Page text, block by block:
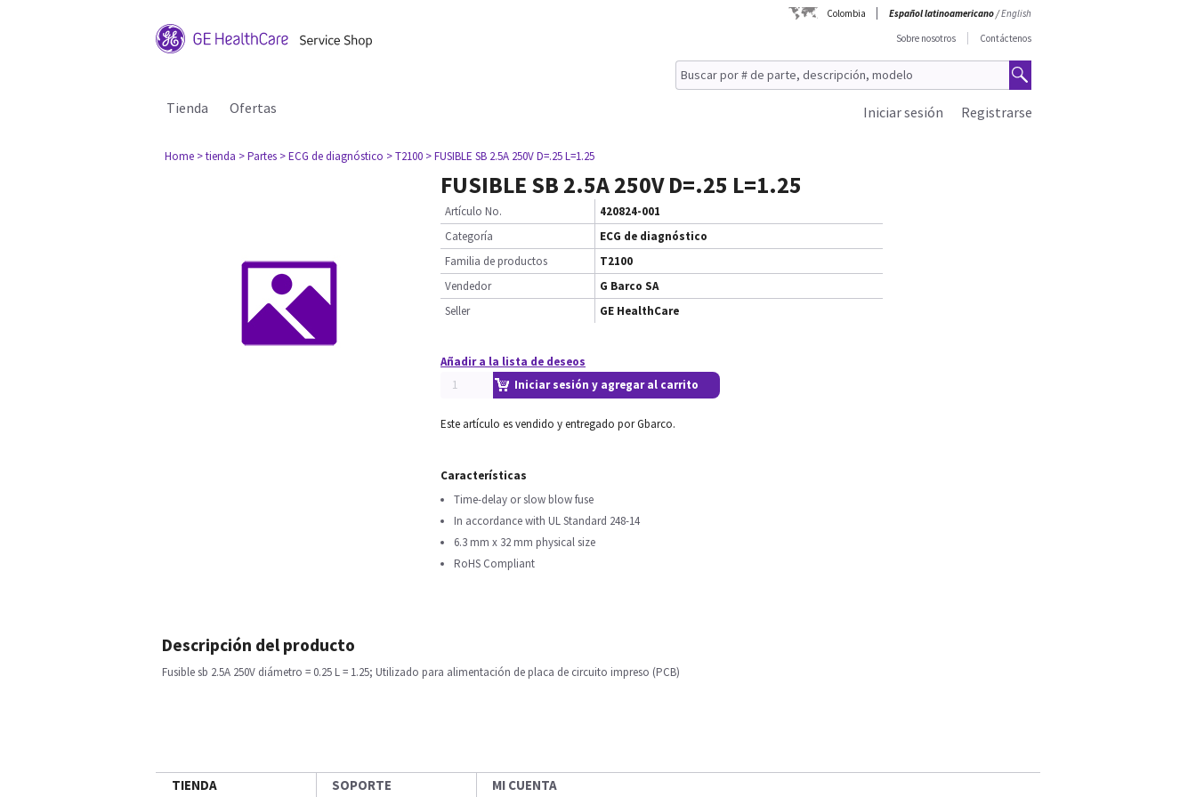
Colombia Español latinoamericano/English
Sobre nosotros
Contáctenos
Tienda Ofertas Registrarse
Iniciar sesión
Home > tienda > Partes > ECG de diagnóstico > T2100 > FUSIBLE SB 2.5A 250V D=.25 L=1.25
FUSIBLE SB 2.5A 250V D=.25 L=1.25
Artículo No.
420824-001
Categoría
ECG de diagnóstico
Familia de productos
T2100
Vendedor
G Barco SA
Seller
GE HealthCare
Añadir a la lista de deseos
Iniciar sesión y agregar al carrito
Este artículo es vendido y entregado por Gbarco.
Características
Time-delay or slow blow fuse
In accordance with UL Standard 248-14
6.3 mm x 32 mm physical size
RoHS Compliant
Descripción del producto
Fusible sb 2.5A 250V diámetro = 0.25 L = 1.25; Utilizado para alimentación de placa de circuito impreso (PCB)
TIENDA SOPORTE MI CUENTA